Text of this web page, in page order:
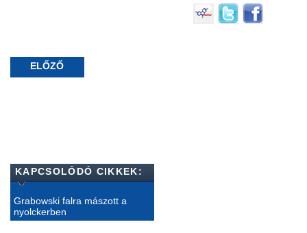
ELŐZŐ
KAPCSOLÓDÓ CIKKEK:
Grabowski falra mászott a
nyolckerben